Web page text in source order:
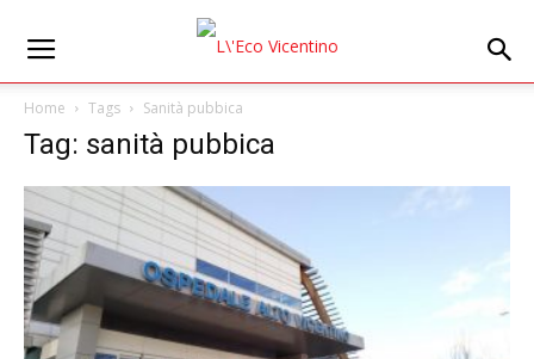
Home Tags Sanità pubbica
Tag: sanità pubbica